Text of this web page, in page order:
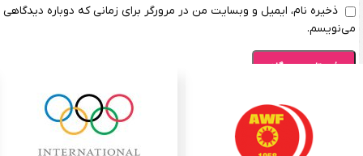
ذخیره نام، ایمیل و وبسایت من در مرورگر برای زمانی که دوباره دیدگاهی
می‌نویسم.